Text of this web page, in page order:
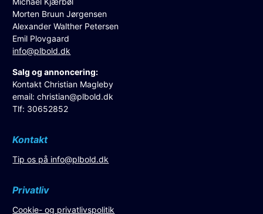
Morten Bruun Jørgensen
Alexander Walther Petersen
Emil Plovgaard
info@plbold.dk
Salg og annoncering:
Kontakt Christian Magleby
email:christian@plbold.dk
Tlf: 30652852
Kontakt
Tip os på info@plbold.dk
Privatliv
Cookie- og privatlivspolitik